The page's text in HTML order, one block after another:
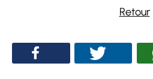
Retour